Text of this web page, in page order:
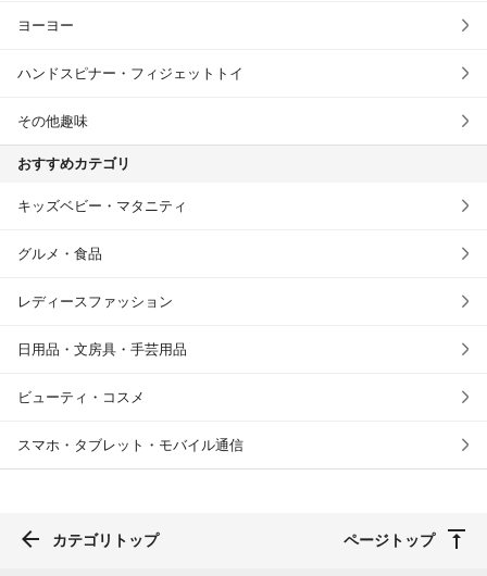
ヨーヨー
ハンドスピナー・フィジェットトイ
その他趣味
おすすめカテゴリ
キッズベビー・マタニティ
グルメ・食品
レディースファッション
日用品・文房具・手芸用品
ビューティ・コスメ
スマホ・タブレット・モバイル通信
カテゴリトップ ページトップ